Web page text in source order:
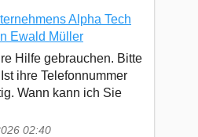
Alpha Tech
Ewald Müller
Hilfe gebrauchen. Bitte
ihre Telefonnummer
Wann kann ich Sie
02:40